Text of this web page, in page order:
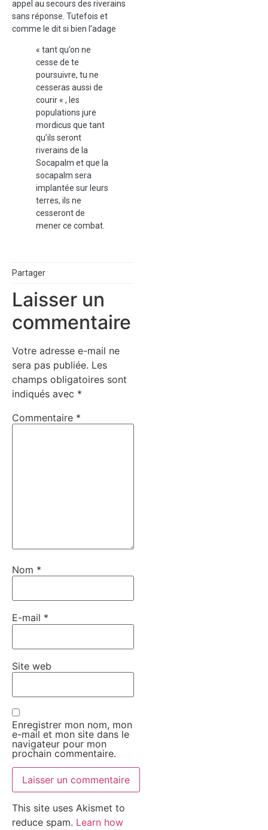
appel au secours des riverains
sans réponse. Tutefois et
comme le dit si bien l’adage
« tant qu’on ne
cesse de te
poursuivre, tu ne
cesseras aussi de
courir « , les
populations jure
mordicus que tant
qu’ils seront
riverains de la
Socapalm et que la
socapalm sera
implantée sur leurs
terres, ils ne
cesseront de
mener ce combat.
Partager
Laisser un
commentaire
Votre adresse e-mail ne
sera pas publiée. Les
champs obligatoires sont
indiqués avec *
Commentaire *
Nom *
E-mail *
Site web
Enregistrer mon nom, mon
e-mail et mon site dans le
navigateur pour mon
prochain commentaire.
This site uses Akismet to
reduce spam. Learn how